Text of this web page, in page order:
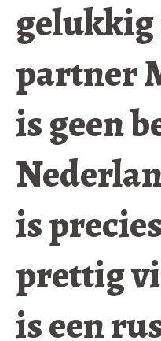
partner
is geen
is
prettig
is een